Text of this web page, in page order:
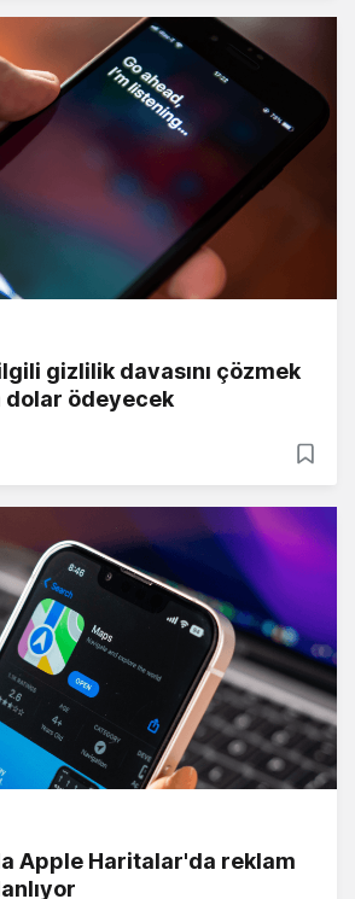
gizlilik davasını çözmek
dolar ödeyecek
Apple Haritalar'da reklam